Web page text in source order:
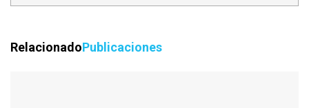
RelacionadoPublicaciones